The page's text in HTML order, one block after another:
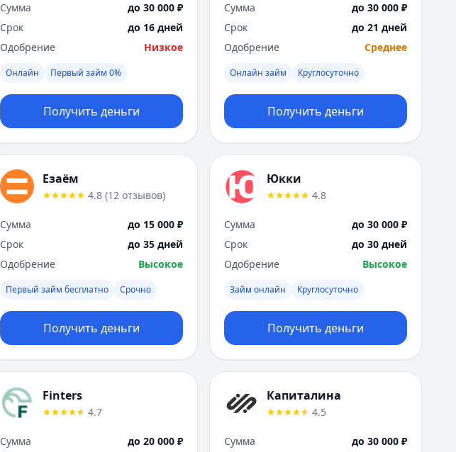
Сумма
до 30 000 ₽
Срок
до 16 дней
Одобрение
Низкое
Онлайн Первый займ 0%
Получить деньги
Сумма
до 30 000 ₽
Срок
до 21 дней
Одобрение
Среднее
Онлайн займ Круглосуточно
Получить деньги
Езаём
4.8 (12 отзывов)
Сумма
до 15 000 ₽
Срок
до 35 дней
Одобрение
Высокое
Первый займ бесплатно Срочно
Получить деньги
Юкки
4.8
Сумма
до 30 000 ₽
Срок
до 30 дней
Одобрение
Высокое
Займ онлайн Круглосуточно
Получить деньги
Finters
4.7
Сумма до 20 000 ₽
Капиталина
4.5
Сумма до 30 000 ₽